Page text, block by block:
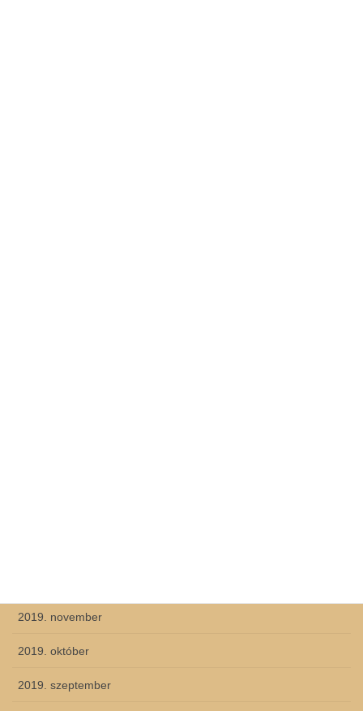
2019. november
2019. október
2019. szeptember